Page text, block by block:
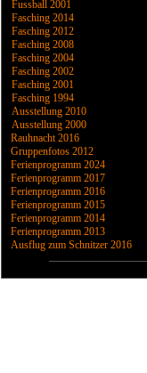
Fussball 2001
Fasching 2014
Fasching 2012
Fasching 2008
Fasching 2004
Fasching 2002
Fasching 2001
Fasching 1994
Ausstellung 2010
Ausstellung 2000
Rauhnacht 2016
Gruppenfotos 2012
Ferienprogramm 2024
Ferienprogramm 2017
Ferienprogramm 2016
Ferienprogramm 2015
Ferienprogramm 2014
Ferienprogramm 2013
Ausflug zum Schnitzer 2016